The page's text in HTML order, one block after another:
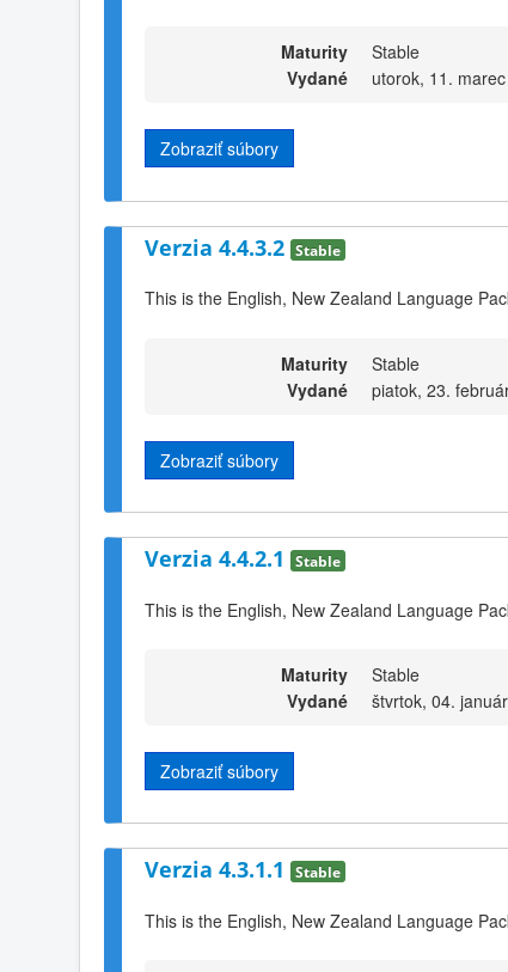
Maturity
Stable
Vydané
utorok, 11.
Zobraziť súbory
Verzia 4.4.3.2 Stable
This is the English, New Zealand Language
Maturity
Stable
Vydané
piatok, 23.
Zobraziť súbory
Verzia 4.4.2.1 Stable
This is the English, New Zealand Language
Maturity
Stable
Vydané
štvrtok, 04.
Zobraziť súbory
Verzia 4.3.1.1 Stable
This is the English, New Zealand Language